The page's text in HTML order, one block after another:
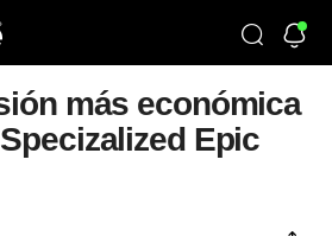
más económica
Epic